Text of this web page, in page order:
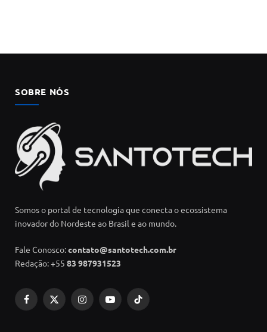
SOBRE NÓS
Somos o portal de tecnologia que conecta o ecossistema
inovador do Nordeste ao Brasil e ao mundo.
Fale Conosco:contato@santotech.com.br
Redação: +55 83 987931523
Facebook
X
InstagramYouTubeTikTok